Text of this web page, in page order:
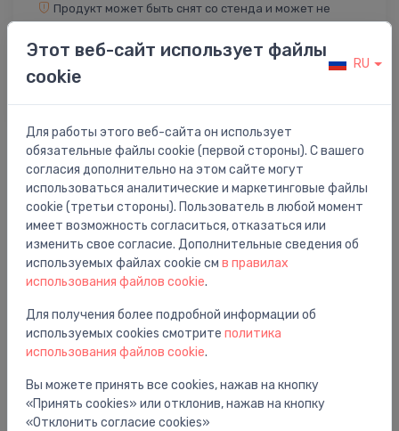
Продукт может быть снят со стенда и может не
содержать оригинальную упаковку!
Поделиться:
Описание товара
iztece ar pārslēdzēju Estetic, hroms
Вам также может понравиться
Этот веб-сайт использует файлы
cookie
RU
Для работы этого веб-сайта он использует
обязательные файлы cookie (первой стороны). С вашего
согласия дополнительно на этом сайте могут
использоваться аналитические и маркетинговые файлы
cookie (третьи стороны). Пользователь в любой момент
имеет возможность согласиться, отказаться или
изменить свое согласие. Дополнительные сведения об
используемых файлах cookie см в правилах
использования файлов cookie.
Для получения более подробной информации об
используемых cookies смотрите политика
использования файлов cookie.
Вы можете принять все cookies, нажав на кнопку
«Принять cookies» или отклонив, нажав на кнопку
«Отклонить согласие cookies»